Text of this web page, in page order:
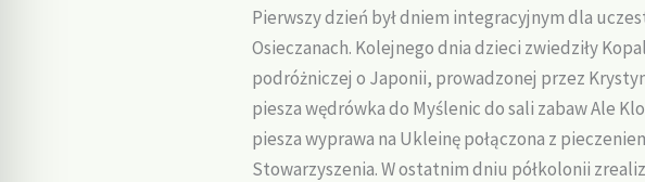
Pierwszy dzień był dniem integracyjnym dla
Osieczanach. Kolejnego dnia dzieci zwiedziły
podróżniczej o Japonii, prowadzonej przez
piesza wędrówka do Myślenic do sali zabaw Ale
piesza wyprawa na Ukleinę połączona z
Stowarzyszenia. W ostatnim dniu półkolonii